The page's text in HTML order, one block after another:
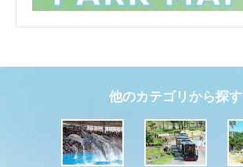
他のカテゴリから探す